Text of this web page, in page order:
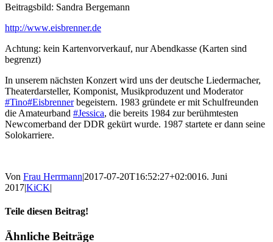
Beitragsbild: Sandra Bergemann
http://www.eisbrenner.de
Achtung: kein Kartenvorverkauf, nur Abendkasse (Karten sind
begrenzt)
In unserem nächsten Konzert wird uns der deutsche Liedermacher,
Theaterdarsteller, Komponist, Musikproduzent und Moderator
#Tino#Eisbrennerbegeistern. 1983 gründete er mit Schulfreunden
die Amateurband #Jessica, die bereits 1984 zur berühmtesten
Newcomerband der DDR gekürt wurde. 1987 startete er dann seine
Solokarriere.
Von Frau Herrmann|2017-07-20T16:52:27+02:0016. Juni
2017|KiCK|
Teile diesen Beitrag!
Facebook
X
Tumblr
Pinterest
E-
Ähnliche Beiträge